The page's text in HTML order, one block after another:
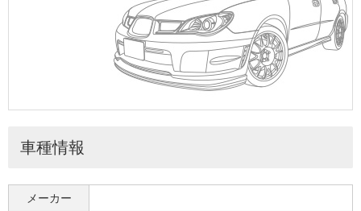
車種情報
メーカー